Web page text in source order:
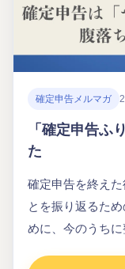
確定申告メルマガ
「確定申告ふ
た
確定申告を終え
とを振り返るた
めに、今のうちに